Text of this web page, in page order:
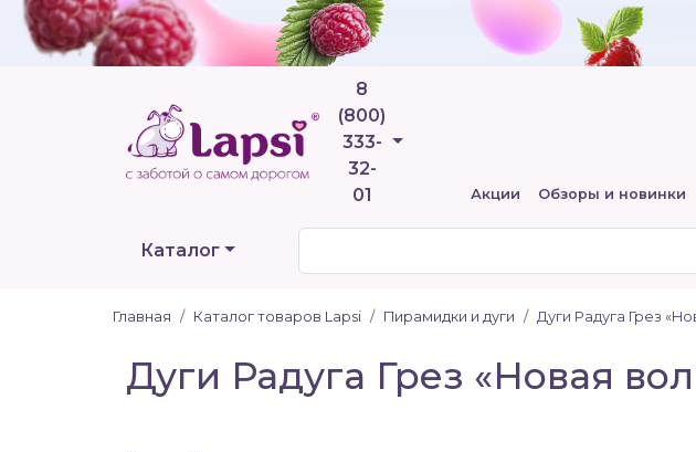
8
(800)
333-
32-
01
Телефоны
Акции Обзоры и новинки
Каталог
Главная Каталог товаров Lapsi Пирамидки и дуги Дуги Радуга Грез
Дуги Радуга Грез «Новая